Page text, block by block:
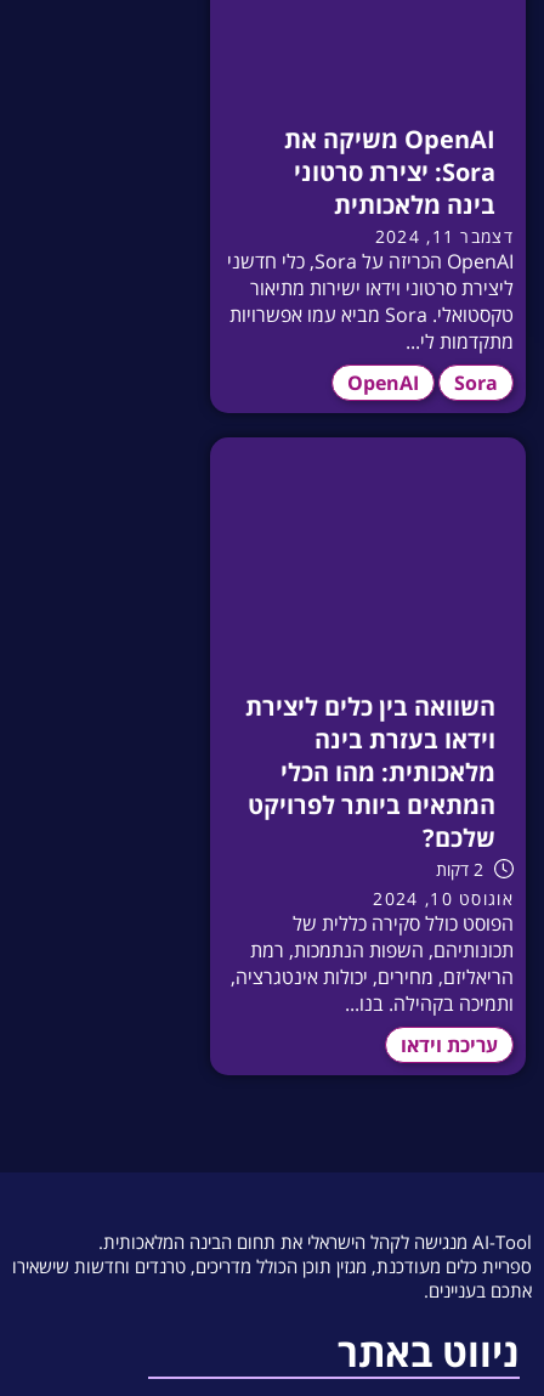
OpenAI משיקה את
Sora: יצירת סרטוני
בינה מלאכותית
דצמבר 11, 2024
OpenAI הכריזה על Sora, כלי חדשני
ליצירת סרטוני וידאו ישירות מתיאור
טקסטואלי. Sora מביא עמו אפשרויות
מתקדמות לי...
Sora
OpenAI
השוואה בין כלים ליצירת
וידאו בעזרת בינה
מלאכותית: מהו הכלי
המתאים ביותר לפרויקט
שלכם?
2 דקות
אוגוסט 10, 2024
הפוסט כולל סקירה כללית של
תכונותיהם, השפות הנתמכות, רמת
הריאליזם, מחירים, יכולות אינטגרציה,
ותמיכה בקהילה. בנו...
עריכת וידאו
AI-Tool מנגישה לקהל הישראלי את תחום הבינה המלאכותית.
ספריית כלים מעודכנת, מגזין תוכן הכולל מדריכים, טרנדים וחדשות שישאירו
אתכם בעניינים.
ניווט באתר